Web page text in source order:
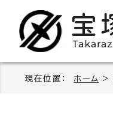
現在位置： ホーム >